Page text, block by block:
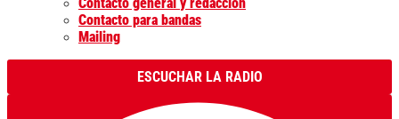
Contacto para bandas
Mailing
ESCUCHAR LA RADIO